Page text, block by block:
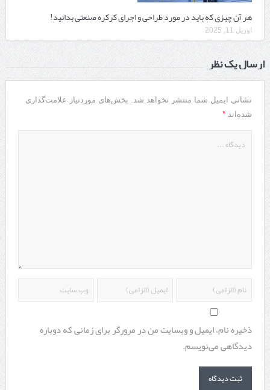
هر آن چیزی که باید در مورد طراحی و اجرای کرکره صنعتی بدانید!
آوریل 11, 2025
ارسال یک نظر
نشانی ایمیل شما منتشر نخواهد شد.
بخش‌های موردنیاز علامت‌گذاری
شده‌اند *
ذخیره نام، ایمیل و وبسایت من در مرورگر برای زمانی که دوباره
دیدگاهی می‌نویسم.